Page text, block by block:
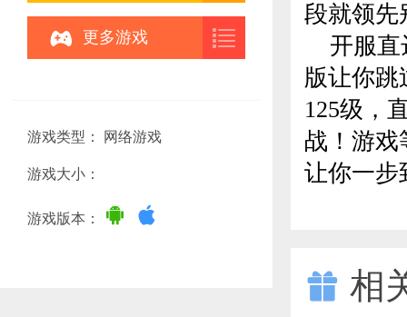
 更多游戏 
游戏类型： 网络游戏
游戏大小：
游戏版本：  
段就领先
开服直
版让你跳
125级，
战！游戏
让你一步
 相